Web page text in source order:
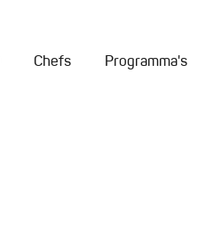
Chefs Programma's